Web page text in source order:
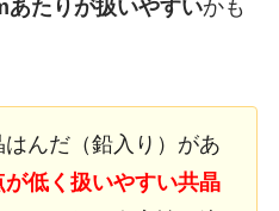
たりが扱いやすいかも
んだ（鉛入り）があ
低く扱いやすい共晶